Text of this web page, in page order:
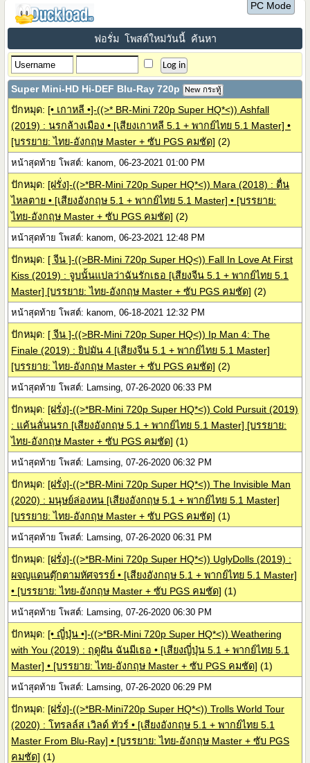
PC Mode
ฟอรั่ม โพสต์ใหม่วันนี้ ค้นหา
Super Mini-HD Hi-DEF Blu-Ray 720p New กระทู้
ปักหมุด: [• เกาหลี •]-((>* BR-Mini 720p Super HQ*<)) Ashfall
(2019) : นรกล้างเมือง • [เสียงเกาหลี 5.1 + พากย์ไทย 5.1 Master] •
[บรรยาย: ไทย-อังกฤษ Master + ซับ PGS คมชัด] (2)
หน้าสุดท้าย โพสต์: kanom, 06-23-2021 01:00 PM
ปักหมุด: [ฝรั่ง]-((>*BR-Mini 720p Super HQ*<)) Mara (2018) : ตื่น
ไหลตาย • [เสียงอังกฤษ 5.1 + พากย์ไทย 5.1 Master] • [บรรยาย:
ไทย-อังกฤษ Master + ซับ PGS คมชัด] (2)
หน้าสุดท้าย โพสต์: kanom, 06-23-2021 12:48 PM
ปักหมุด: [ จีน ]-((>BR-Mini 720p Super HQ<)) Fall In Love At First
Kiss (2019) : จูบนั้นแปลว่าฉันรักเธอ [เสียงจีน 5.1 + พากย์ไทย 5.1
Master] [บรรยาย: ไทย-อังกฤษ Master + ซับ PGS คมชัด] (2)
หน้าสุดท้าย โพสต์: kanom, 06-18-2021 12:32 PM
ปักหมุด: [ จีน ]-((>BR-Mini 720p Super HQ<)) Ip Man 4: The
Finale (2019) : ยิปมัน 4 [เสียงจีน 5.1 + พากย์ไทย 5.1 Master]
[บรรยาย: ไทย-อังกฤษ Master + ซับ PGS คมชัด] (2)
หน้าสุดท้าย โพสต์: Lamsing, 07-26-2020 06:33 PM
ปักหมุด: [ฝรั่ง]-((>*BR-Mini 720p Super HQ*<)) Cold Pursuit (2019)
: แค้นลั่นนรก [เสียงอังกฤษ 5.1 + พากย์ไทย 5.1 Master] [บรรยาย:
ไทย-อังกฤษ Master + ซับ PGS คมชัด] (1)
หน้าสุดท้าย โพสต์: Lamsing, 07-26-2020 06:32 PM
ปักหมุด: [ฝรั่ง]-((>*BR-Mini 720p Super HQ*<)) The Invisible Man
(2020) : มนุษย์ล่องหน [เสียงอังกฤษ 5.1 + พากย์ไทย 5.1 Master]
[บรรยาย: ไทย-อังกฤษ Master + ซับ PGS คมชัด] (1)
หน้าสุดท้าย โพสต์: Lamsing, 07-26-2020 06:31 PM
ปักหมุด: [ฝรั่ง]-((>*BR-Mini 720p Super HQ*<)) UglyDolls (2019) :
ผจญแดนตุ๊กตามหัศจรรย์ • [เสียงอังกฤษ 5.1 + พากย์ไทย 5.1 Master]
• [บรรยาย: ไทย-อังกฤษ Master + ซับ PGS คมชัด] (1)
หน้าสุดท้าย โพสต์: Lamsing, 07-26-2020 06:30 PM
ปักหมุด: [• ญี่ปุ่น •]-((>*BR-Mini 720p Super HQ*<)) Weathering
with You (2019) : ฤดูฝัน ฉันมีเธอ • [เสียงญี่ปุ่น 5.1 + พากย์ไทย 5.1
Master] • [บรรยาย: ไทย-อังกฤษ Master + ซับ PGS คมชัด] (1)
หน้าสุดท้าย โพสต์: Lamsing, 07-26-2020 06:29 PM
ปักหมุด: [ฝรั่ง]-((>*BR-Mini720p Super HQ*<)) Trolls World Tour
(2020) : โทรลล์ส เวิลด์ ทัวร์ • [เสียงอังกฤษ 5.1 + พากย์ไทย 5.1
Master From Blu-Ray] • [บรรยาย: ไทย-อังกฤษ Master + ซับ PGS
คมชัด] (1)